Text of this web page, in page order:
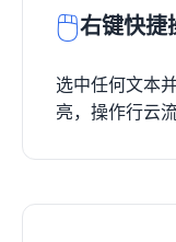
🖱️右键快捷
选中任何文本
亮，操作行云流